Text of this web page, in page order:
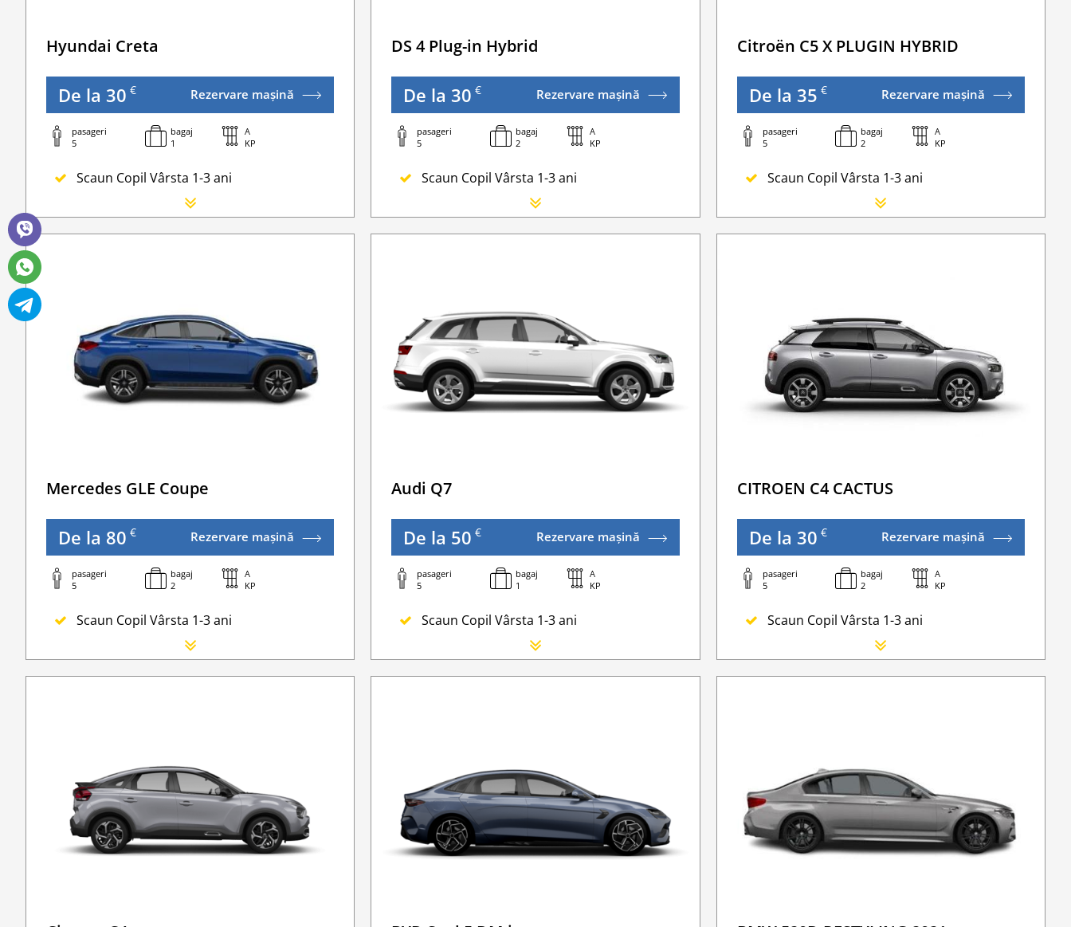
Transfer Privat (sau „RMO Transfer”)
Hyundai Creta
De la 30 € Rezervare mașină
pasageri
5
bagaj
1
A
KP
Scaun Copil Vârsta 1-3 ani
Scaun Nou-nascut
Lanturi de iarna
WI-FI 4G nelimitat
Serviciu premium de urgență pe drum
Traversarea frontierei Romania
Transfer Privat (sau „RMO Transfer”)
DS 4 Plug-in Hybrid
De la 30 € Rezervare mașină
pasageri
5
bagaj
2
A
KP
Scaun Copil Vârsta 1-3 ani
Scaun Nou-nascut
WI-FI 4G nelimitat
Serviciu premium de urgență pe drum
Traversarea frontierei Romania
Taxa spalatorie
Go Chisinau Airport Shuttle Bus Service And Private Transfers
Citroën C5 X PLUGIN HYBRID
De la 35 € Rezervare mașină
pasageri
5
bagaj
2
A
KP
Scaun Copil Vârsta 1-3 ani
Scaun Nou-nascut
Serviciu premium de urgență pe drum
Traversarea frontierei Romania
Taxa spalatorie
Go Chisinau Airport Shuttle Bus Service And
Transfer Privat (sau „RMO Transfer”)
Mercedes GLE Coupe
De la 80 € Rezervare mașină
pasageri
5
bagaj
2
A
KP
Scaun Copil Vârsta 1-3 ani
Scaun Nou-nascut
WI-FI 4G nelimitat
Serviciu premium de urgență pe drum
Go Chisinau Airport Shuttle Bus Service And Private Transfers
Taxa spalatorie
Transfer Privat (sau „RMO Transfer”)
Audi Q7
De la 50 € Rezervare mașină
pasageri
5
bagaj
1
A
KP
Scaun Copil Vârsta 1-3 ani
Scaun Nou-nascut
Taxa spalatorie
Go Chisinau Airport Shuttle Bus Service And Private Transfers
Transfer Privat (sau „RMO Transfer”)
CITROEN C4 CACTUS
De la 30 € Rezervare mașină
pasageri
5
bagaj
2
A
KP
Scaun Copil Vârsta 1-3 ani
Scaun Nou-nascut
Lanturi de iarna
WI-FI 4G nelimitat
Serviciu premium de urgență pe drum
Traversarea frontierei Romania
Taxa spalatorie